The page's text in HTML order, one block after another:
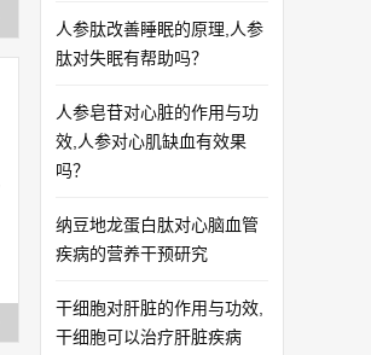
人参肽改善睡眠的原理,人参
肽对失眠有帮助吗？
人参皂苷对心脏的作用与功
效,人参对心肌缺血有效果
吗？
纳豆地龙蛋白肽对心脑血管
疾病的营养干预研究
干细胞对肝脏的作用与功效,
干细胞可以治疗肝脏疾病